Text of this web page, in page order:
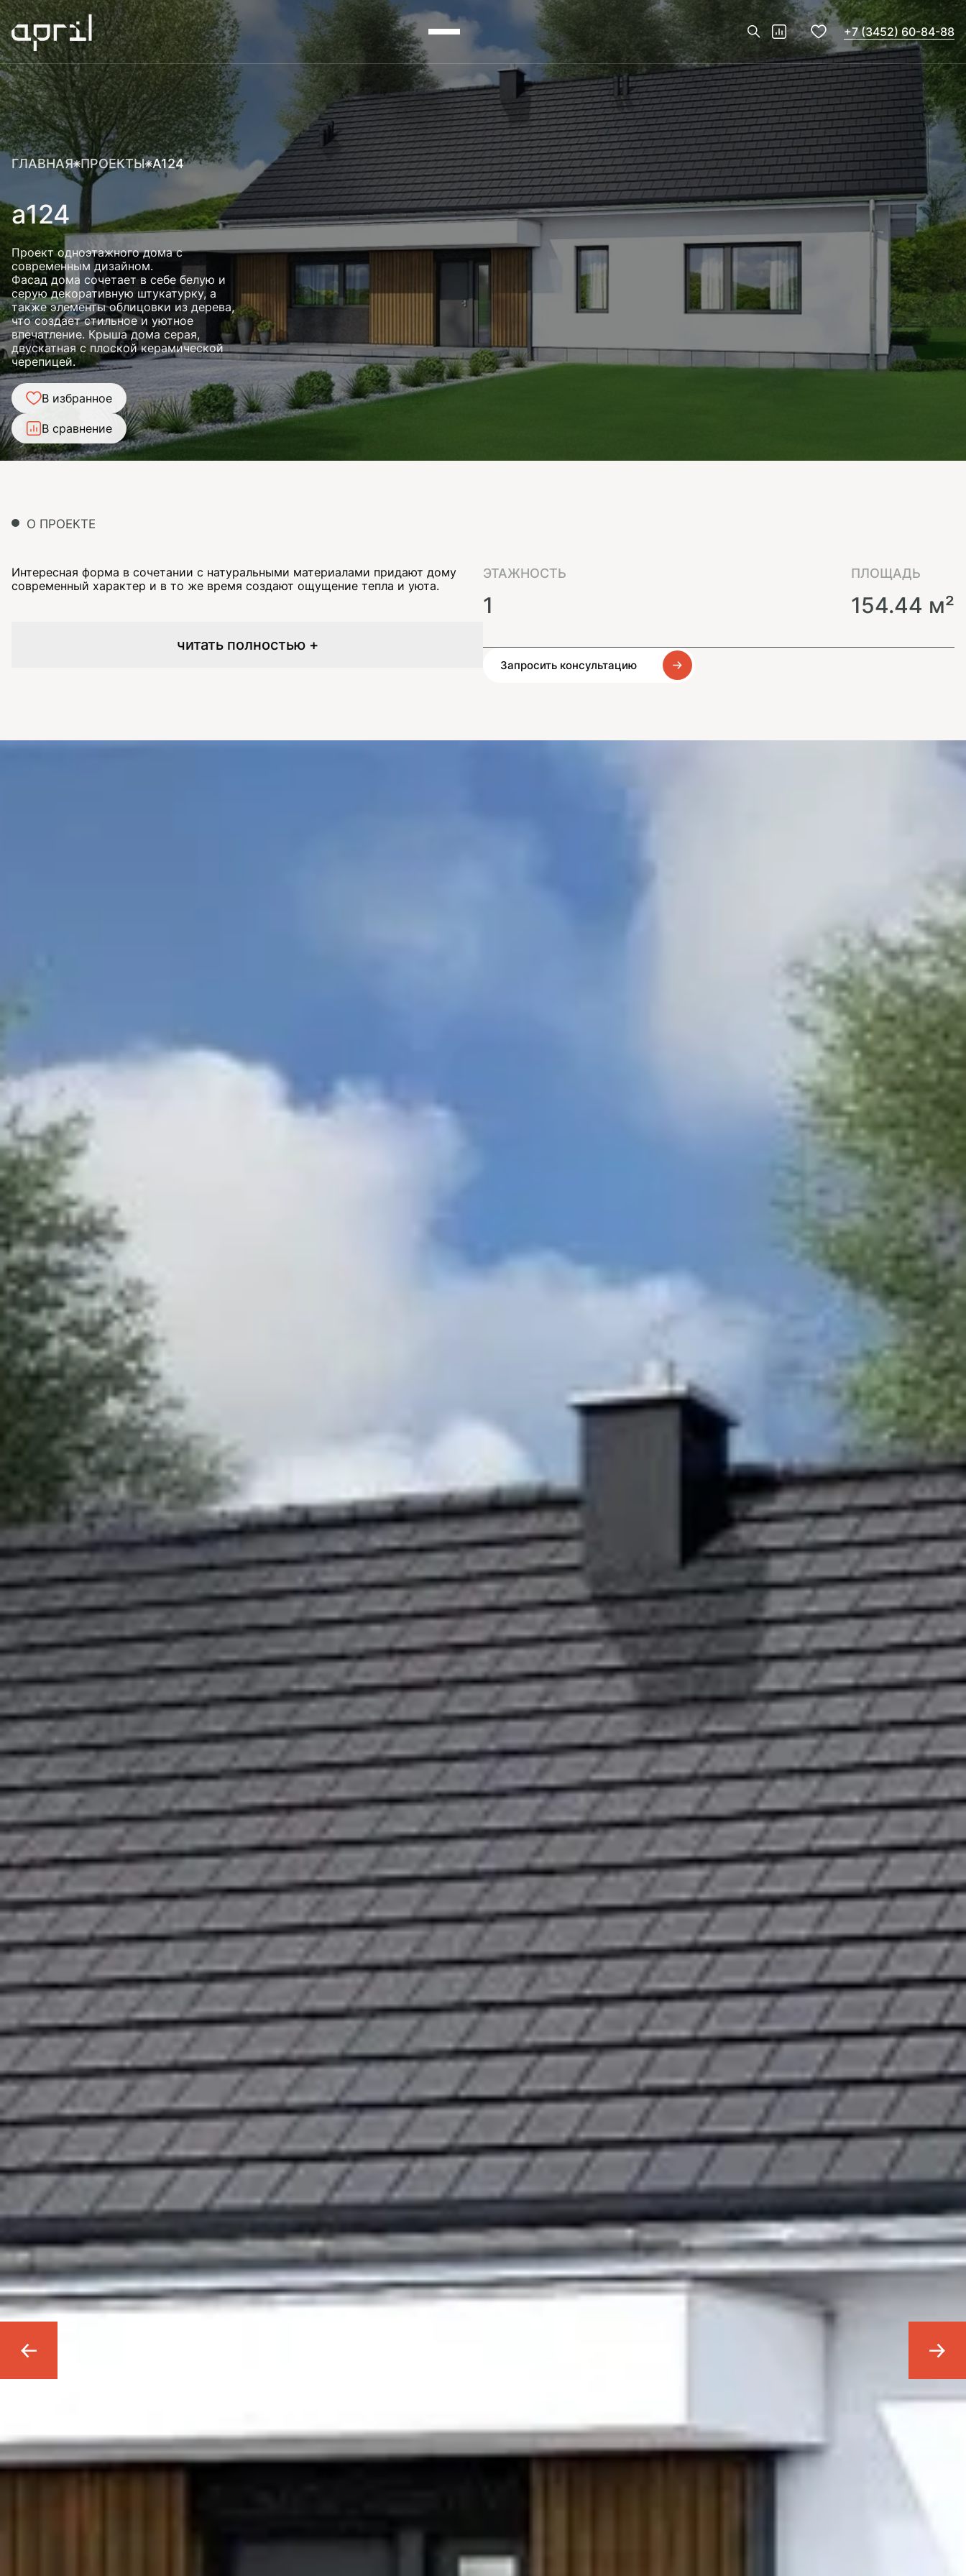
+7 (3452) 60-84-88
ГЛАВНАЯ ПРОЕКТЫ A124
a124
Проект одноэтажного дома с
современным дизайном.
Фасад дома сочетает в себе белую и
серую декоративную штукатурку, а
также элементы облицовки из дерева,
что создает стильное и уютное
впечатление. Крыша дома серая,
двускатная с плоской керамической
черепицей.
В избранное
В сравнение
О ПРОЕКТЕ
Интересная форма в сочетании с натуральными материалами придают дому
современный характер и в то же время создают ощущение тепла и уюта.
читать полностью +
ЭТАЖНОСТЬ
1
ПЛОЩАДЬ
154.44 м²
Запросить консультацию